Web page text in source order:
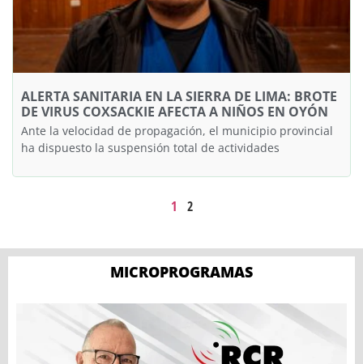
ALERTA SANITARIA EN LA SIERRA DE LIMA: BROTE
DE VIRUS COXSACKIE AFECTA A NIÑOS EN OYÓN
Ante la velocidad de propagación, el municipio provincial
ha dispuesto la suspensión total de actividades
1 2
MICROPROGRAMAS